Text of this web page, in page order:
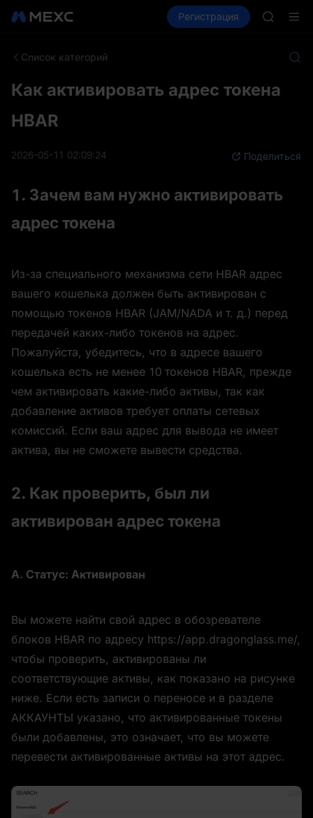
Рынки Спот Фьючерсы
Регистрация
SPCX
Список категорий
Как активировать адрес токена
HBAR
2026-05-11 02:09:24 Поделиться
1. Зачем вам нужно активировать
адрес токена
Из-за специального механизма сети HBAR адрес
вашего кошелька должен быть активирован с
помощью токенов HBAR (JAM/NADA и т. д.) перед
передачей каких-либо токенов на адрес.
Пожалуйста, убедитесь, что в адресе вашего
кошелька есть не менее 10 токенов HBAR, прежде
чем активировать какие-либо активы, так как
добавление активов требует оплаты сетевых
комиссий. Если ваш адрес для вывода не имеет
актива, вы не сможете вывести средства.
2. Как проверить, был ли
активирован адрес токена
А. Статус: Активирован
Вы можете найти свой адрес в обозревателе
блоков HBAR по адресу https://app.dragonglass.me/,
чтобы проверить, активированы ли
соответствующие активы, как показано на рисунке
ниже. Если есть записи о переносе и в разделе
АККАУНТЫ указано, что активированные токены
были добавлены, это означает, что вы можете
перевести активированные активы на этот адрес.